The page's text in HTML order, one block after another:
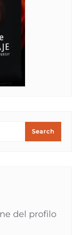
del profilo